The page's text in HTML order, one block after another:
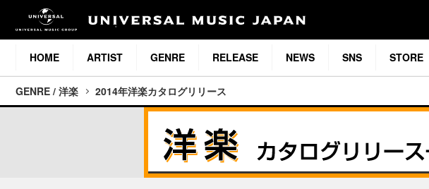
HOME ARTIST GENRE RELEASE NEWS SNS STORE
GENRE / 洋楽 2014年洋楽カタログリリース